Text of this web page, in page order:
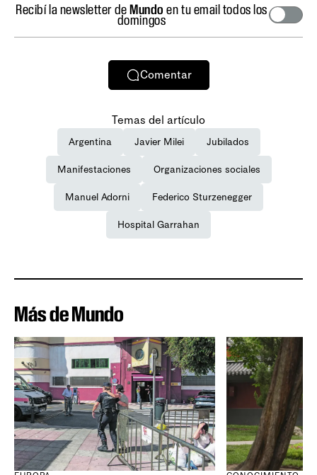
Recibí la newsletter deMundo en tu email todos los
domingos
Comentar
Temas del artículo
Argentina Javier Milei Jubilados
Manifestaciones Organizaciones sociales
Manuel Adorni Federico Sturzenegger
Hospital Garrahan
Más de Mundo